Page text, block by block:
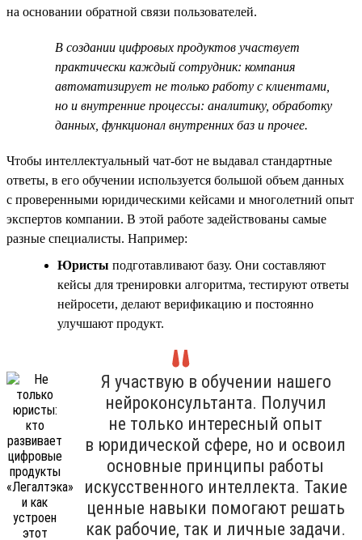
на основании обратной связи пользователей.
В создании цифровых продуктов участвует
практически каждый сотрудник: компания
автоматизирует не только работу с клиентами,
но и внутренние процессы: аналитику, обработку
данных, функционал внутренних баз и прочее.
Чтобы интеллектуальный чат-бот не выдавал стандартные
ответы, в его обучении используется большой объем данных
с проверенными юридическими кейсами и многолетний опыт
экспертов компании. В этой работе задействованы самые
разные специалисты. Например:
Юристы подготавливают базу. Они составляют
кейсы для тренировки алгоритма, тестируют ответы
нейросети, делают верификацию и постоянно
улучшают продукт.
Я участвую в обучении нашего
нейроконсультанта. Получил
не только интересный опыт
в юридической сфере, но и освоил
основные принципы работы
искусственного интеллекта. Такие
ценные навыки помогают решать
как рабочие, так и личные задачи.